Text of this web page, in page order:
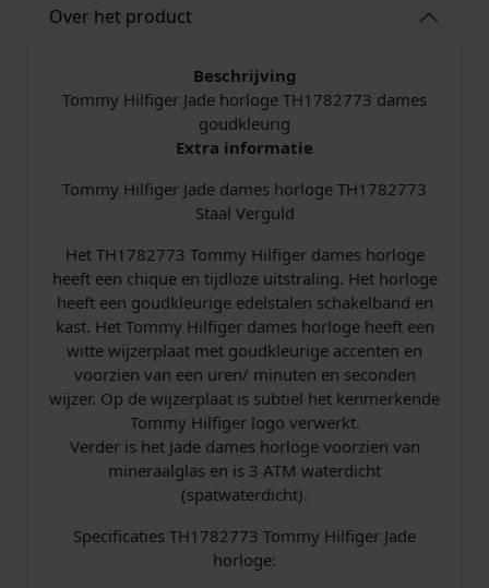
H
8
3
d
e
G
o
l
d
p
l
a
t
Over het product
Beschrijving
Tommy Hilfiger Jade horloge TH1782773 dames
goudkleurig
Extra informatie
Tommy Hilfiger Jade dames horloge TH1782773
Staal Verguld
Het TH1782773 Tommy Hilfiger dames horloge
heeft een chique en tijdloze uitstraling. Het horloge
heeft een goudkleurige edelstalen schakelband en
kast. Het Tommy Hilfiger dames horloge heeft een
witte wijzerplaat met goudkleurige accenten en
voorzien van een uren/ minuten en seconden
wijzer. Op de wijzerplaat is subtiel het kenmerkende
Tommy Hilfiger logo verwerkt.
Verder is het Jade dames horloge voorzien van
mineraalglas en is 3 ATM waterdicht
(spatwaterdicht).
Specificaties TH1782773 Tommy Hilfiger Jade
horloge: